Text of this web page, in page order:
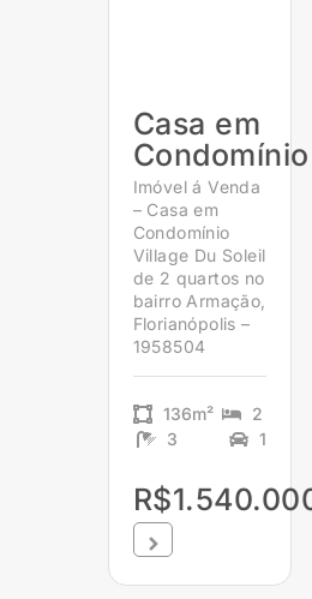
Casa em
Condomínio
Imóvel á Venda
– Casa em
Condomínio
Village Du Soleil
de 2 quartos no
bairro Armação,
Florianópolis –
1958504
136m²
2
3
1